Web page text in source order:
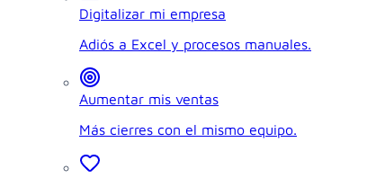
Digitalizar mi empresa
Adiós a Excel y procesos manuales.
Aumentar mis ventas
Más cierres con el mismo equipo.